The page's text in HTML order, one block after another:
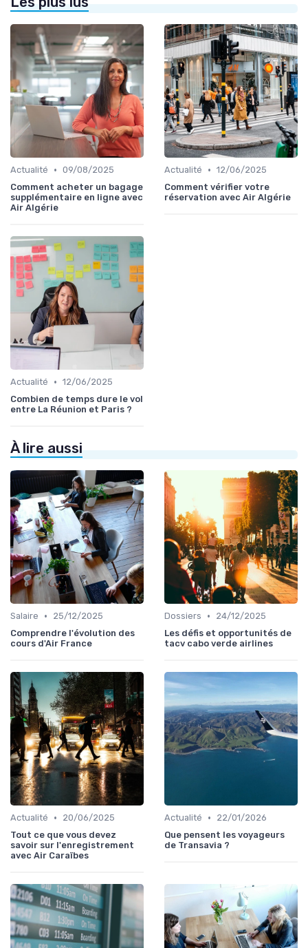
Actualité • 09/08/2025
Comment acheter un bagage
supplémentaire en ligne avec
Air Algérie
Actualité • 12/06/2025
Comment vérifier votre
réservation avec Air Algérie
Actualité • 12/06/2025
Combien de temps dure le vol
entre La Réunion et Paris ?
À lire aussi
Salaire •
25/12/2025
Comprendre l'évolution des
cours d'Air France
Dossiers •
24/12/2025
Les défis et opportunités de
tacv cabo verde airlines
Actualité •
20/06/2025
Tout ce que vous devez
savoir sur l'enregistrement
avec Air Caraïbes
Actualité •
22/01/2026
Que pensent les voyageurs
de Transavia ?